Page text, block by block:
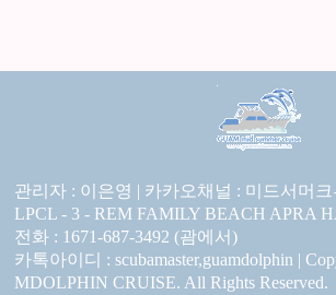
관리자 : 이은영 | 카카오채널 : 미드서머크
LPCL - 3 - REM FAMILY BEACH APRA
전화 : 1671-687-3492 (괌에서)
카톡아이디 : scubamaster,guamdolphin |
MDOLPHIN CRUISE. All Rights Reserved.